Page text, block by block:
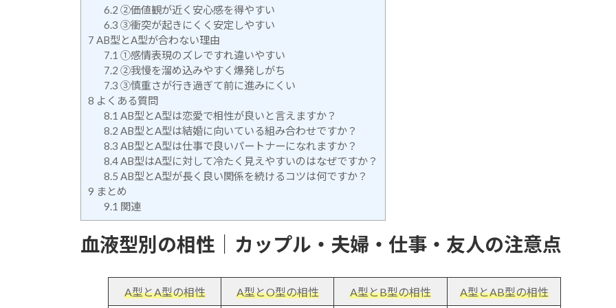
6.2 ②価値観が近く安心感を得やすい
6.3 ③衝突が起きにくく安定しやすい
7 AB型とA型が合わない理由
7.1 ①感情表現のズレですれ違いやすい
7.2 ②我慢を溜め込みやすく爆発しがち
7.3 ③慎重さが行き過ぎて前に進みにくい
8 よくある質問
8.1 AB型とA型は恋愛で相性が良いと言えますか？
8.2 AB型とA型は結婚に向いている組み合わせですか？
8.3 AB型とA型は仕事で良いパートナーになれますか？
8.4AB型はA型に対して冷たく見えやすいのはなぜですか？
8.5 AB型とA型が長く良い関係を続けるコツは何ですか？
9 まとめ
9.1 関連
血液型別の相性｜カップル・夫婦・仕事・友人の注意点
A型とA型の相性 A型とO型の相性 A型とB型の相性 A型とAB型の相性